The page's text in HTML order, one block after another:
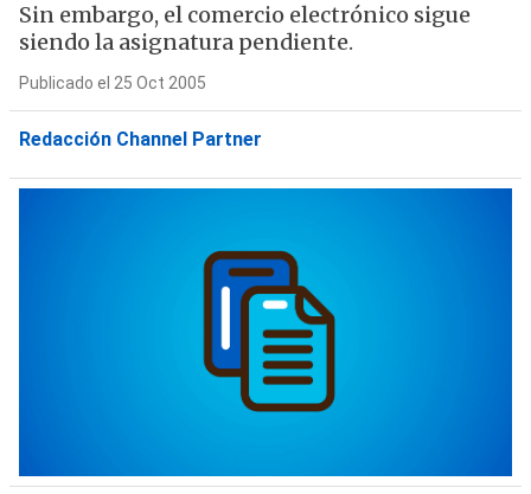
Sin embargo, el comercio electrónico sigue
siendo la asignatura pendiente.
Publicado el 25 Oct 2005
Redacción Channel Partner